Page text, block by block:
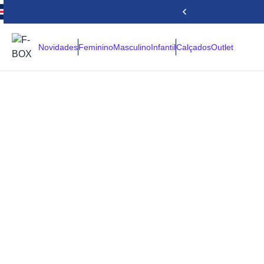
NovidadesFemininoMasculinoInfantilCalçadosOutlet